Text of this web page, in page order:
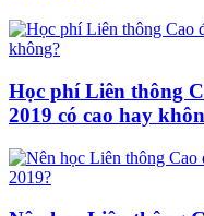
Học phí Liên thông
2019 có cao hay